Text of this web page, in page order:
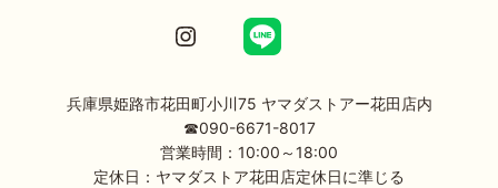
Instagram
兵庫県姫路市花田町小川75 ヤマダストアー花田店内
☎090-6671-8017
営業時間：10:00～18:00
定休日：ヤマダストア花田店定休日に準じる